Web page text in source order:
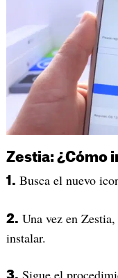
Zestia: ¿Cómo
1. Busca el nuevo
2. Una vez en
instalar.